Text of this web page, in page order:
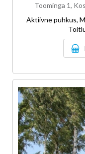
Toominga 1,
Aktiivne puhkus,